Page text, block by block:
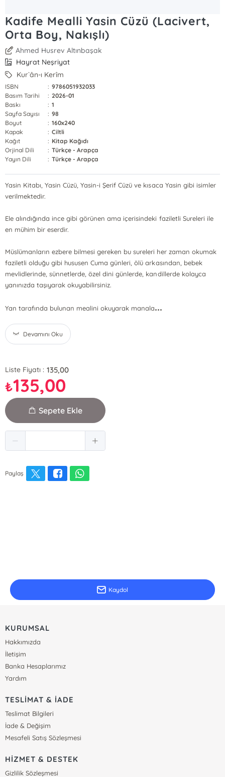
Kadife Mealli Yasin Cüzü (Lacivert,
Orta Boy, Nakışlı)
Ahmed Husrev Altınbaşak
Hayrat Neşriyat
Kur`ân-ı Kerîm
ISBN : 9786051932033
Basım Tarihi
: 2026-01
Baskı
: 1
Sayfa Sayısı
: 98
Boyut
: 160x240
Kapak
: Ciltli
Kağıt
: Kitap Kağıdı
Orjinal Dili
: Türkçe - Arapça
Yayın Dili
: Türkçe - Arapça
Yasin Kitabı, Yasin Cüzü, Yasin-i Şerif Cüzü ve kısaca Yasin gibi isimler
verilmektedir.
Ele alındığında ince gibi görünen ama içerisindeki faziletli Sureleri ile
en mühim bir eserdir.
Müslümanların ezbere bilmesi gereken bu sureleri her zaman okumak
faziletli olduğu gibi hususen Cuma günleri, ölü arkasından, bebek
mevlidlerinde, sünnetlerde, özel dini günlerde, kandillerde kolayca
yanınızda taşıyarak okuyabilirsiniz.
Yan tarafında bulunan mealini okuyarak manala...
Devamını Oku
Liste Fiyatı : 135,00
₺135,00
Sepete Ekle
Paylaş
Kaydol
KURUMSAL
Hakkımızda
İletişim
Banka Hesaplarımız
Yardım
TESLİMAT & İADE
Teslimat Bilgileri
İade & Değişim
Mesafeli Satış Sözleşmesi
HİZMET & DESTEK
Gizlilik Sözleşmesi